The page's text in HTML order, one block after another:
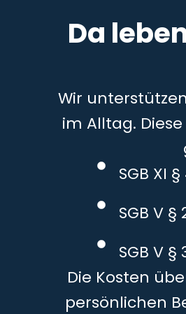
Da
Wir
im Alltag.
SGB XI
SGB V
SGB V
Die Kosten
persönlichen